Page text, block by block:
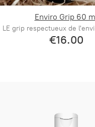
Enviro Grip 60
LE grip respectueux de
€16.00